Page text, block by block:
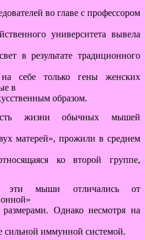
во главе с профессором
университета вывела
в результате традиционного
себе только гены женских
в
образом.
жизни обычных мышей
матерей», прожили в среднем
ко второй группе,
эти мыши отличались от
Однако несмотря на
сильной иммунной системой.